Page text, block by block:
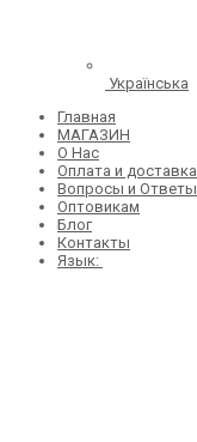
Українська
Главная
МАГАЗИН
О Нас
Оплата и доставка
Вопросы и Ответы
Оптовикам
Блог
Контакты
Язык: